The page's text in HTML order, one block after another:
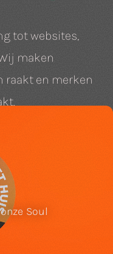
tot websites,
maken
raakt en merken